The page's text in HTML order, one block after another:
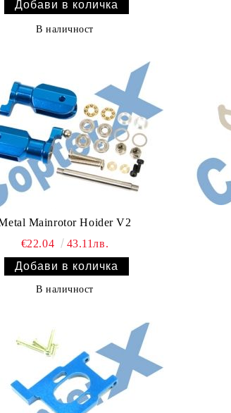
В наличност
Mainrotor Hoider V2
€22.04
43.11лв.
В наличност